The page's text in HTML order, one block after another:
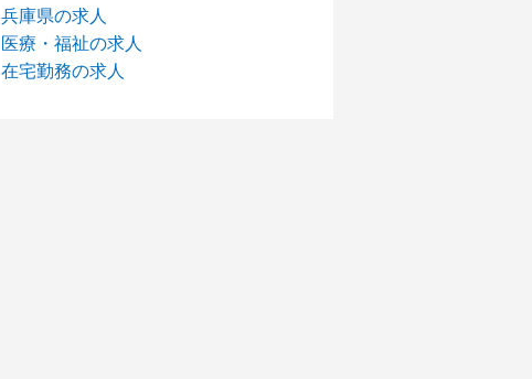
兵庫県の求人
医療・福祉の求人
在宅勤務の求人